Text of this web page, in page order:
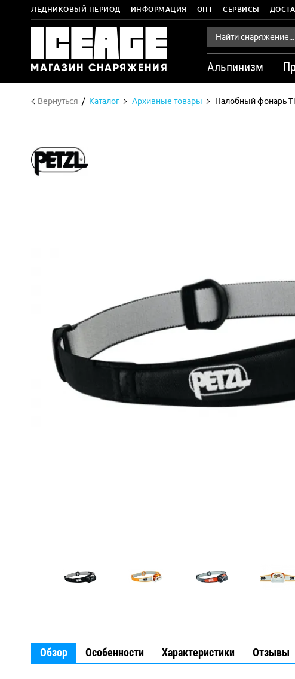
ЛЕДНИКОВЫЙ ПЕРИОД ИНФОРМАЦИЯ ОПТ СЕРВИСЫ
Альпинизм
Вернуться Каталог Архивные товары Налобный фонарь
Обзор Особенности Характеристики Отзывы